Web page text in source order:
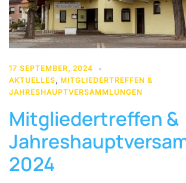
17 SEPTEMBER, 2024
AKTUELLES, MITGLIEDERTREFFEN &
JAHRESHAUPTVERSAMMLUNGEN
Mitgliedertreffen &
2024